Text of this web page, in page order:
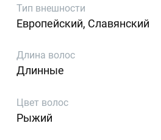
Тип внешности
Европейский, Славянский
Длина волос
Длинные
Цвет волос
Рыжий